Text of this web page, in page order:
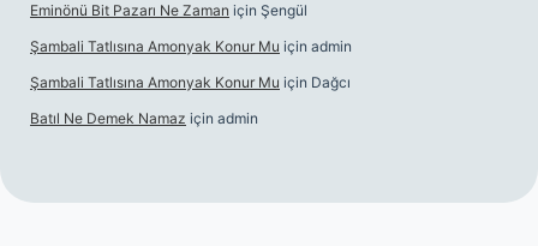
Eminönü Bit Pazarı Ne Zaman için Şengül
Şambali Tatlısına Amonyak Konur Mu için admin
Şambali Tatlısına Amonyak Konur Mu için Dağcı
Batıl Ne Demek Namaz için admin